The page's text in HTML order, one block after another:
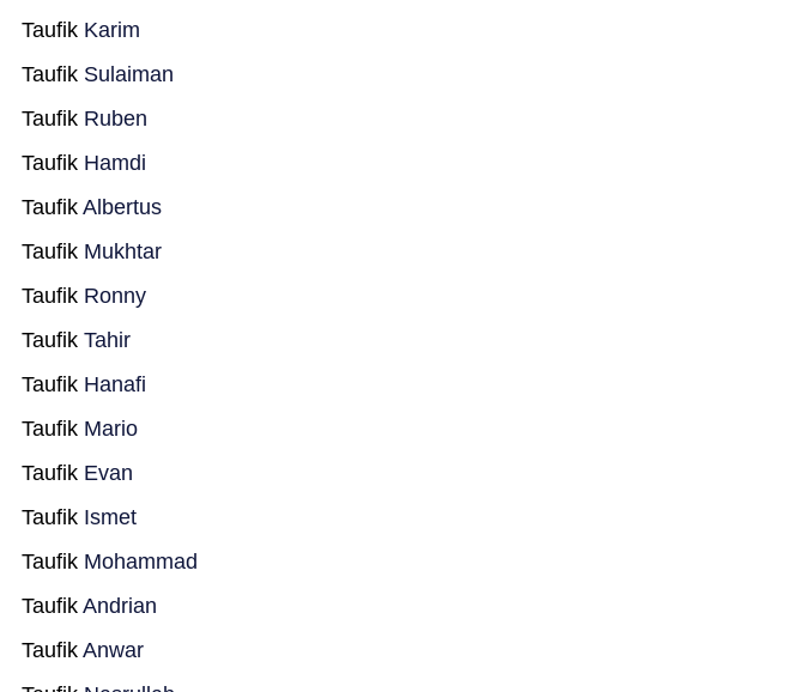
Taufik Karim
Taufik Sulaiman
Taufik Ruben
Taufik Hamdi
TaufikAlbertus
Taufik Mukhtar
Taufik Ronny
TaufikTahir
Taufik Hanafi
Taufik Mario
Taufik Evan
Taufik Ismet
Taufik Mohammad
TaufikAndrian
TaufikAnwar